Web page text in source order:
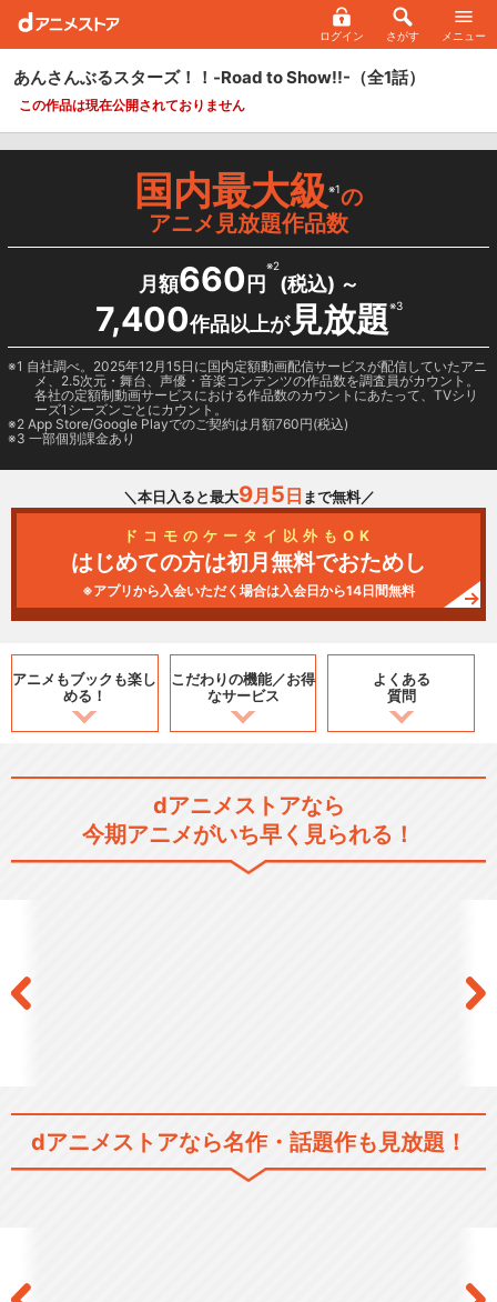
ログイン さがす メニュー
あんさんぶるスターズ！！-Road to Show!!- （全1話）
この作品は現在公開されておりません
国内最大級※1の
アニメ見放題作品数
月額660 円
※2
(税込) ～
7,400作品以上が見放題※3
1 自社調べ。2025年12月15日に国内定額動画配信サービスが配信していたアニ
メ、2.5次元・舞台、声優・音楽コンテンツの作品数を調査員がカウント。
各社の定額制動画サービスにおける作品数のカウントにあたって、TVシリ
ーズ1シーズンごとにカウント。
2 App Store/Google Playでのご契約は月額760円(税込)
3 一部個別課金あり
＼本日入ると最大9月 5 日 まで無料／
ドコモのケータイ以外もOK
はじめての方は初月無料でおためし
※アプリから入会いただく場合は入会日から14日間無料
アニメもブックも楽し
める！
こだわりの機能／お得
なサービス
よくある
質問
dアニメストアなら
今期アニメがいち早く見られる！
dアニメストアなら名作・話題作も見放題！